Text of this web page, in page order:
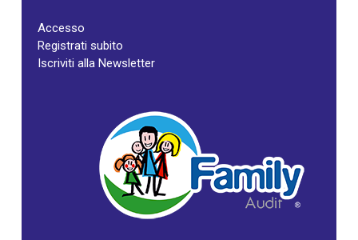
Accesso
Registrati subito
Iscriviti alla Newsletter